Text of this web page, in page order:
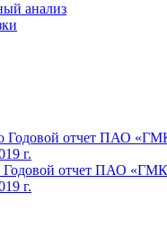
анализ
Годовой отчет ПАО
г.
Годовой отчет ПАО
г.